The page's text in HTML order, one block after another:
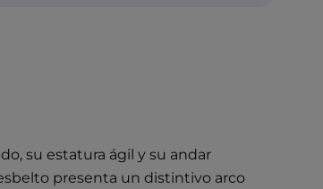
su estatura ágil y su andar
presenta un distintivo arco